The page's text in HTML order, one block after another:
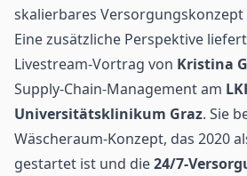
skalierbares Versorgungskonzept
Eine zusätzliche Perspektive
Livestream-Vortrag von Kristina
Supply-Chain-Management am
Universitätsklinikum Graz. Sie
Wäscheraum-Konzept, das 2020
gestartet ist und die24/7-